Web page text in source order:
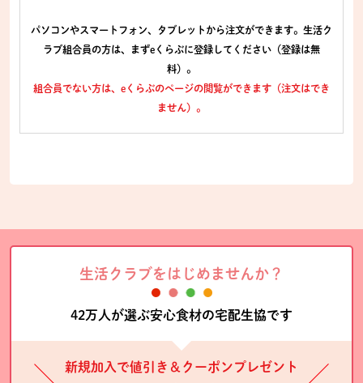
パソコンやスマートフォン、タブレットから注文ができます。生活ク
ラブ組合員の方は、まずeくらぶに登録してください（登録は無
料）。
組合員でない方は、eくらぶのページの閲覧ができます（注文はでき
ません）。
生活クラブをはじめませんか？
42万人が選ぶ安心食材の宅配生協です
新規加入で値引き＆クーポンプレゼント